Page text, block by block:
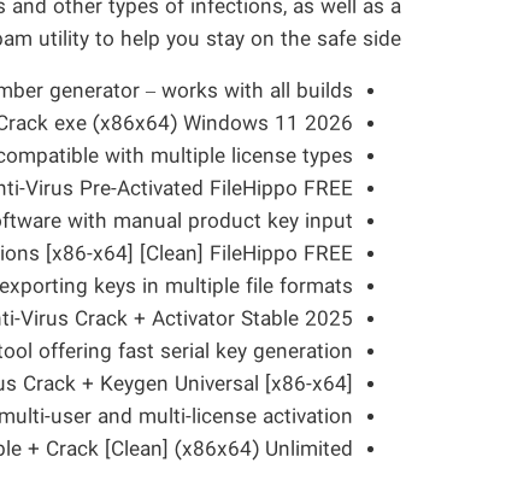
other types of infections, as well as a
utility to help you stay on the safe side.
generator – works with all builds
exe (x86x64) Windows 11 2026
with multiple license types
Virus Pre-Activated FileHippo FREE
with manual product key input
[x86-x64] [Clean] FileHippo FREE
keys in multiple file formats
Virus Crack + Activator Stable 2025
offering fast serial key generation
Crack + Keygen Universal [x86-x64]
user and multi-license activation
+ Crack [Clean] (x86x64) Unlimited